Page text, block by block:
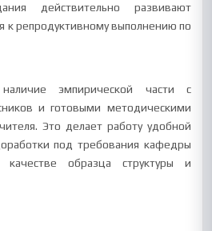
действительно развивают
к репродуктивному выполнению по
эмпирической части с
и готовыми методическими
Это делает работу удобной
под требования кафедры
образца структуры и